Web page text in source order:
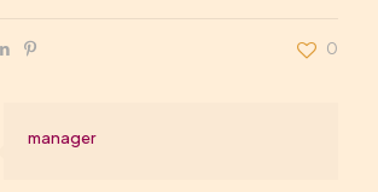
0
manager